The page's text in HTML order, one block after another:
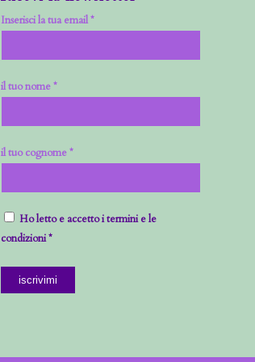
Inserisci la tua email *
il tuo nome *
il tuo cognome *
Ho letto e accetto i termini e le
condizioni *